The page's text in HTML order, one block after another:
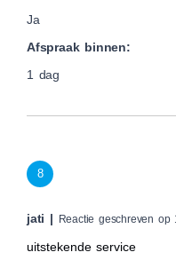
Ja
Afspraak binnen:
1 dag
8
jati | Reactie geschreven op
uitstekende service